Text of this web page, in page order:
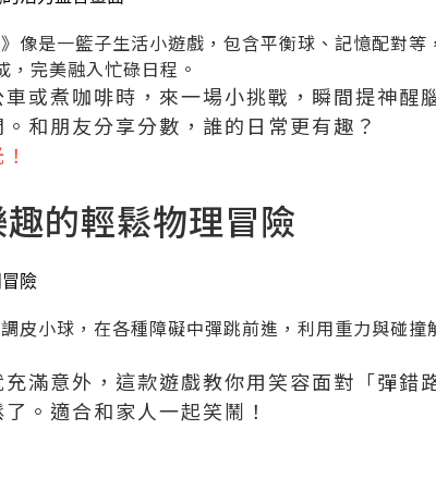
像是一籃子生活小遊戲，包含平衡球、記憶配對
完美融入忙碌日程。
車或煮咖啡時，來一場小挑戰，瞬間提神醒
和朋友分享分數，誰的日常更有趣？
的輕鬆物理冒險
皮小球，在各種障礙中彈跳前進，利用重力與碰
充滿意外，這款遊戲教你用笑容面對「彈錯
。適合和家人一起笑鬧！